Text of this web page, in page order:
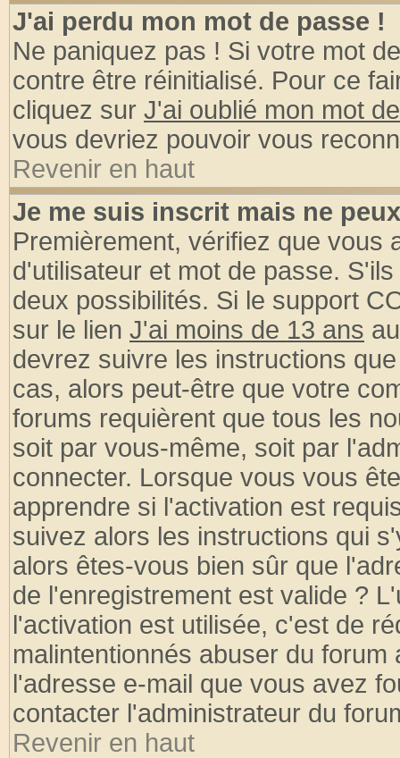
J'ai perdu mon mot de passe !
Ne paniquez pas ! Si votre mot
contre être réinitialisé. Pour ce
cliquez sur J'ai oublié mon mot
vous devriez pouvoir vous
Revenir en haut
Je me suis inscrit mais ne
Premièrement, vérifiez que vous
d'utilisateur et mot de passe.
deux possibilités. Si le support
sur le lien J'ai moins de 13 ans
devrez suivre les instructions
cas, alors peut-être que votre
forums requièrent que tous les
soit par vous-même, soit par
connecter. Lorsque vous vous
apprendre si l'activation est
suivez alors les instructions qui
alors êtes-vous bien sûr que
de l'enregistrement est valide ?
l'activation est utilisée, c'est de
malintentionnés abuser du
l'adresse e-mail que vous avez
contacter l'administrateur du
Revenir en haut